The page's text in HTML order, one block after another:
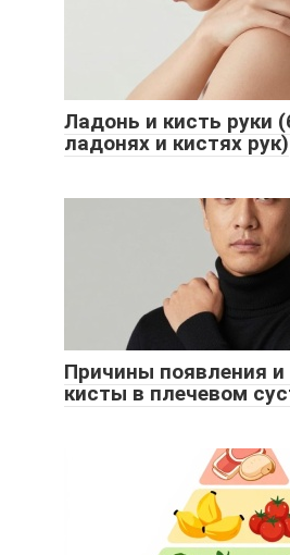
Ладонь и кисть руки
ладонях и кистях рук)
Причины появления и
кисты в плечевом